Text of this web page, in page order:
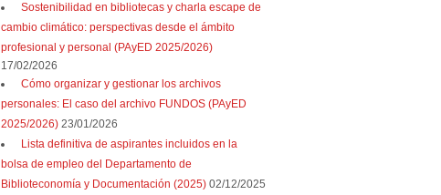
Sostenibilidad en bibliotecas y charla escape de
cambio climático: perspectivas desde el ámbito
profesional y personal (PAyED 2025/2026)
17/02/2026
Cómo organizar y gestionar los archivos
personales: El caso del archivo FUNDOS (PAyED
2025/2026) 23/01/2026
Lista definitiva de aspirantes incluidos en la
bolsa de empleo del Departamento de
Biblioteconomía y Documentación (2025) 02/12/2025